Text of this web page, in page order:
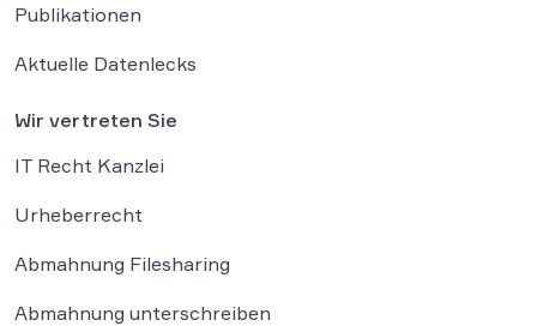
Publikationen
Aktuelle Datenlecks
Wir vertreten Sie
IT Recht Kanzlei
Urheberrecht
Abmahnung Filesharing
Abmahnung unterschreiben